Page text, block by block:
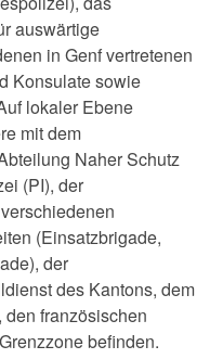
auswärtige
in Genf vertretenen
Konsulate sowie
lokaler Ebene
mit dem
Naher Schutz
(PI), der
(Einsatzbrigade,
der
des Kantons, dem
französischen
befinden.